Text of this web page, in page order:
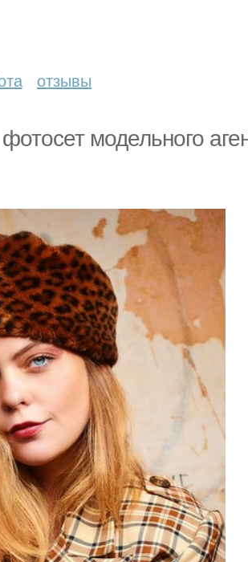
отзывы
модельного